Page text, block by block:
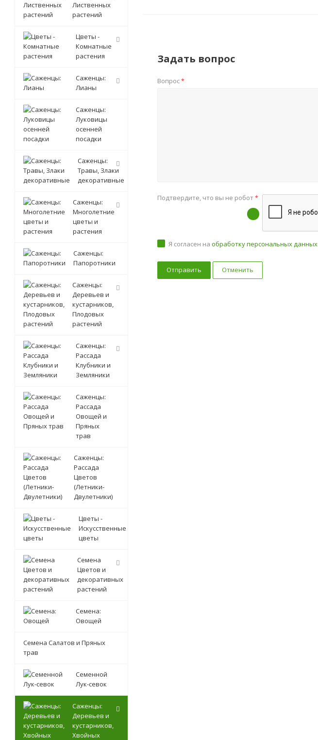
Задать вопрос
Вопрос*
Подтвердите, что вы не робот*
Я согласен на обработку персональных данных
Отменить
Лиственных
растений
Цветы -
Комнатные
растения
Саженцы:
Лианы
Саженцы:
Луковицы
осенней
посадки
Саженцы:
Травы, Злаки
декоративные
Саженцы:
Многолетние
цветы и
растения
Саженцы:
Папоротники
Саженцы:
Деревьев и
кустарников,
Плодовых
растений
Саженцы:
Рассада
Клубники и
Земляники
Саженцы:
Рассада
Овощей и
Пряных
трав
Саженцы:
Рассада
Цветов
(Летники-
Двулетники)
Цветы -
Искусственные
цветы
Семена
Цветов и
декоративных
растений
Семена:
Овощей
Семена Салатов и Пряных
трав
Семенной
Лук-севок
Саженцы:
Деревьев и
кустарников,
Хвойных